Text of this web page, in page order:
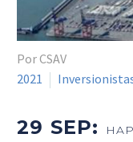
Por CSAV
2021
29 SEP: